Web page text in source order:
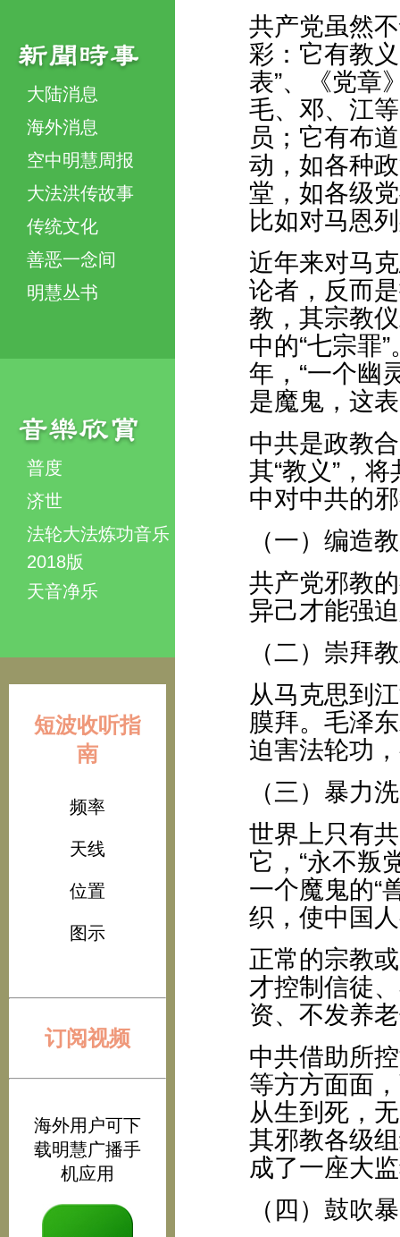
大陆消息
海外消息
空中明慧周报
大法洪传故事
传统文化
善恶一念间
明慧丛书
普度
济世
法轮大法炼功音乐
2018版
天音净乐
短波收听指
南
频率
天线
位置
图示
订阅视频
海外用户可下
载明慧广播手
机应用
共产党虽然
彩：它有教
表”、《党章
毛、邓、江
员；它有布
动，如各种
堂，如各级
比如对马恩
近年来对马
论者，反而
教，其宗教
中的“七宗罪
年，“一个幽
是魔鬼，这
中共是政教
其“教义”，
中对中共的
（一）编造
共产党邪教
异己才能强
（二）崇拜
从马克思到
膜拜。毛泽
迫害法轮功
（三）暴力
世界上只有
它，“永不叛
一个魔鬼的“
织，使中国
正常的宗教
才控制信徒
资、不发养
中共借助所
等方方面面
从生到死，
其邪教各级
成了一座大
（四）鼓吹